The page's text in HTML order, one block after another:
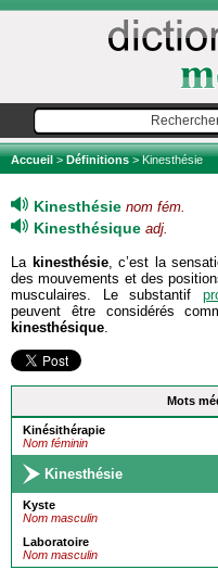
Accueil>Définitions> Kinesthésie
Mots
Kinésithérapie
Nom féminin
Kinesthésie
Kyste
Nom masculin
Laboratoire
Nom masculin
Kinesthésie nom fém.
Kinesthésique adj.
La kinesthésie, c’est la
des mouvements et des
musculaires. Le substantif
peuvent être considérés
kinesthésique.